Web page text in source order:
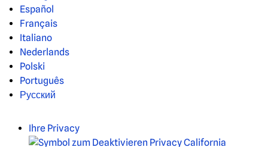
Español
Français
Italiano
Nederlands
Polski
Português
Русский
Ihre Privacy